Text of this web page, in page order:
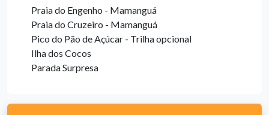
Praia do Engenho - Mamanguá
Praia do Cruzeiro - Mamanguá
Pico do Pão de Açúcar - Trilha opcional
Ilha dos Cocos
Parada Surpresa